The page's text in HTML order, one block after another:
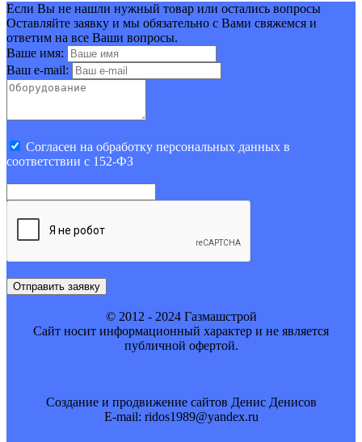
Если Вы не нашли нужный товар или остались вопросы
Оставляйте заявку и мы обязательно с Вами свяжемся и
ответим на все Ваши вопросы.
Ваше имя:
Ваш e-mail:
Cогласен на обработку персональных данных в
соответствии с 152-ФЗ
Отправить заявку
© 2012 - 2024 Газмашстрой
Cайт носит информационный характер и не является
публичной офертой.
Создание и продвижение сайтов Денис Денисов
E-mail: ridos1989@yandex.ru